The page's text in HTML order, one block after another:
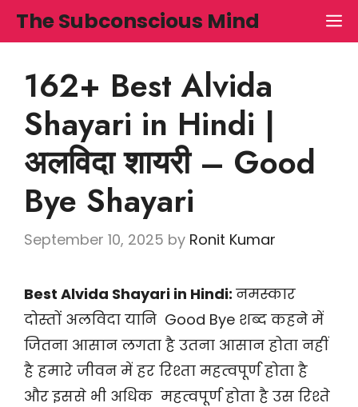
Skip
to
The Subconscious Mind
162+ Best Alvida
Shayari in Hindi |
अलविदा शायरी – Good
Bye Shayari
September 10, 2025 by Ronit Kumar
Best Alvida Shayari in Hindi: नमस्कार
दोस्तों अलविदा यानि Good Bye शब्द कहने में
जितना आसान लगता है उतना आसान होता नहीं
है हमारे जीवन में हर रिश्ता महत्वपूर्ण होता है
और इससे भी अधिक महत्वपूर्ण होता है उस रिश्ते